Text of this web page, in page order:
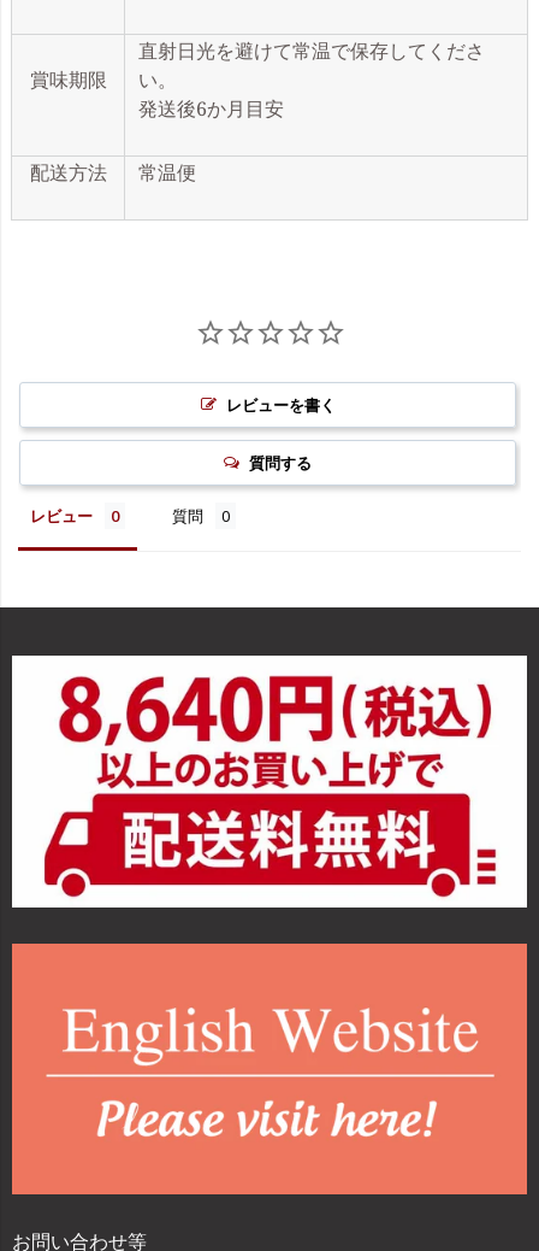
賞味期限
直射日光を避けて常温で保存してくださ
い。
発送後6か月目安
配送方法 常温便
レビューを書く
質問する
レビュー 質問
お問い合わせ等